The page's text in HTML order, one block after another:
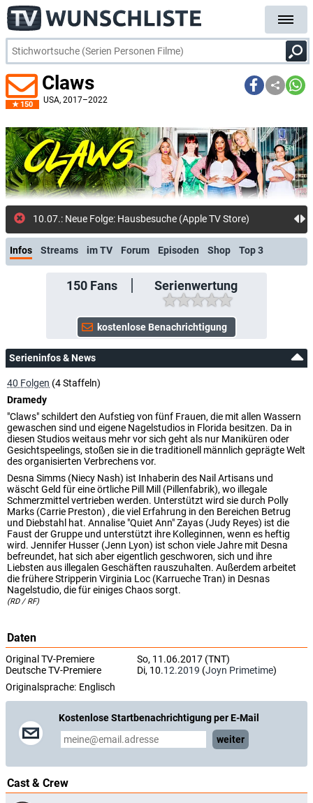
150
Claws
USA, 2017–2022
10.07.: Neue Folge: Hausbesuche (Apple TV Store)
Infos Streams im TV Forum Episoden Shop Top 3
150Fans Serienwertung
Serieninfos & News
40 Folgen (4 Staffeln)
Dramedy
"Claws" schildert den Aufstieg von fünf Frauen, die mit allen Wassern
gewaschen sind und eigene Nagelstudios in Florida besitzen. Da in
diesen Studios weitaus mehr vor sich geht als nur Maniküren oder
Gesichtspeelings, stoßen sie in die traditionell männlich geprägte Welt
des organisierten Verbrechens vor.
Desna Simms (Niecy Nash) ist Inhaberin des Nail Artisans und
wäscht Geld für eine örtliche Pill Mill (Pillenfabrik), wo illegale
Schmerzmittel vertrieben werden. Unterstützt wird sie durch Polly
Marks (Carrie Preston) , die viel Erfahrung in den Bereichen Betrug
und Diebstahl hat. Annalise "Quiet Ann" Zayas (Judy Reyes) ist die
Faust der Gruppe und unterstützt ihre Kolleginnen, wenn es heftig
wird. Jennifer Husser (Jenn Lyon) ist schon viele Jahre mit Desna
befreundet, hat sich aber eigentlich geschworen, sich und ihre
Liebsten aus illegalen Geschäften rauszuhalten. Außerdem arbeitet
die frühere Stripperin Virginia Loc (Karrueche Tran) in Desnas
Nagelstudio, die für einiges Chaos sorgt.
(RD / RF)
Daten
Original TV-Premiere
So, 11.06.2017 (TNT)
Deutsche TV-Premiere
Di, 10.12.2019 (Joyn Primetime)
Originalsprache: Englisch
Kostenlose Startbenachrichtigung per E-Mail
weiter
Cast & Crew